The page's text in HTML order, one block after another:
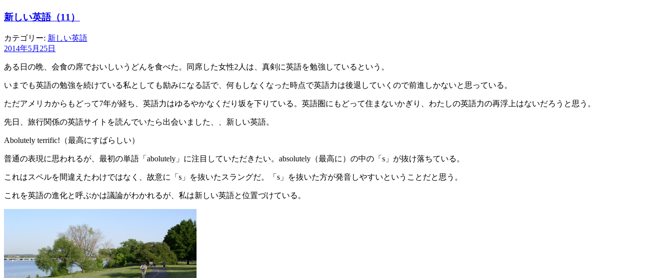
新しい英語（11）
カテゴリー: 新しい英語
2014年5月25日
ある日の晩、会食の席でおいしいうどんを食べた。同席した女性2人は、真剣に英語を勉強しているという。
いまでも英語の勉強を続けている私としても励みになる話で、何もしなくなった時点で英語力は後退していくので前進しかないと思っている。
ただアメリカからもどって7年が経ち、英語力はゆるやかなくだり坂を下りている。英語圏にもどって住まないかぎり、わたしの英語力の再浮上はないだろうと思う。
先日、旅行関係の英語サイトを読んでいたら出会いました、、新しい英語。
Abolutely terrific!（最高にすばらしい）
普通の表現に思われるが、最初の単語「abolutely」に注目していただきたい。absolutely（最高に）の中の「s」が抜け落ちている。
これはスペルを間違えたわけではなく、故意に「s」を抜いたスラングだ。「s」を抜いた方が発音しやすいということだと思う。
これを英語の進化と呼ぶかは議論がわかれるが、私は新しい英語と位置づけている。